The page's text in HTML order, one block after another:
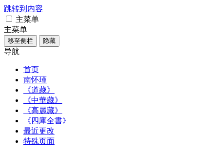
跳转到内容
主菜单
主菜单
移至侧栏 隐藏
导航
首页
南怀瑾
《道藏》
《中華藏》
《高麗藏》
《四庫全書》
最近更改
特殊页面